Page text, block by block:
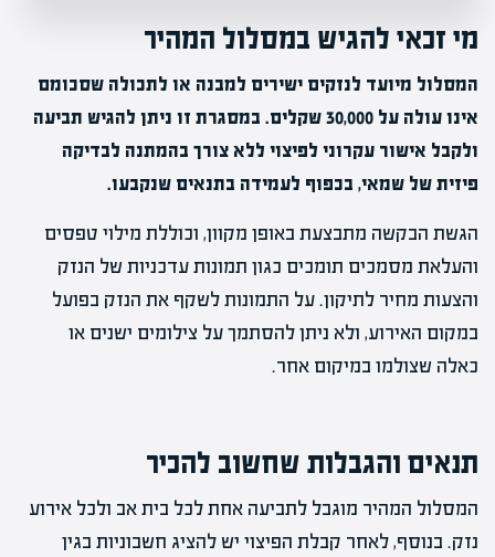
מי זכאי להגיש במסלול המהיר
המסלול מיועד לנזקים ישירים למבנה או לתכולה שסכומם
אינו עולה על 30,000 שקלים. במסגרת זו ניתן להגיש תביעה
ולקבל אישור עקרוני לפיצוי ללא צורך בהמתנה לבדיקה
פיזית של שמאי, בכפוף לעמידה בתנאים שנקבעו.
הגשת הבקשה מתבצעת באופן מקוון, וכוללת מילוי טפסים
והעלאת מסמכים תומכים כגון תמונות עדכניות של הנזק
והצעות מחיר לתיקון. על התמונות לשקף את הנזק בפועל
במקום האירוע, ולא ניתן להסתמך על צילומים ישנים או
כאלה שצולמו במיקום אחר.
תנאים והגבלות שחשוב להכיר
המסלול המהיר מוגבל לתביעה אחת לכל בית אב ולכל אירוע
נזק. בנוסף, לאחר קבלת הפיצוי יש להציג חשבוניות בגין